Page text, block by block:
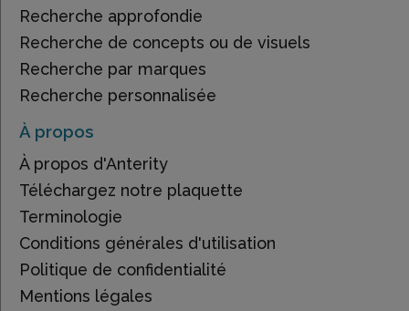
Recherche approfondie
Recherche de concepts ou de visuels
Recherche par marques
Recherche personnalisée
À propos
À propos d'Anterity
Téléchargez notre plaquette
Terminologie
Conditions générales d'utilisation
Politique de confidentialité
Mentions légales